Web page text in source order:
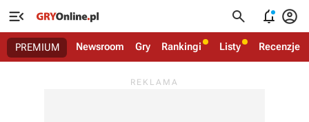
   
PREMIUM Newsroom Gry Rankingi Listy Recenzje